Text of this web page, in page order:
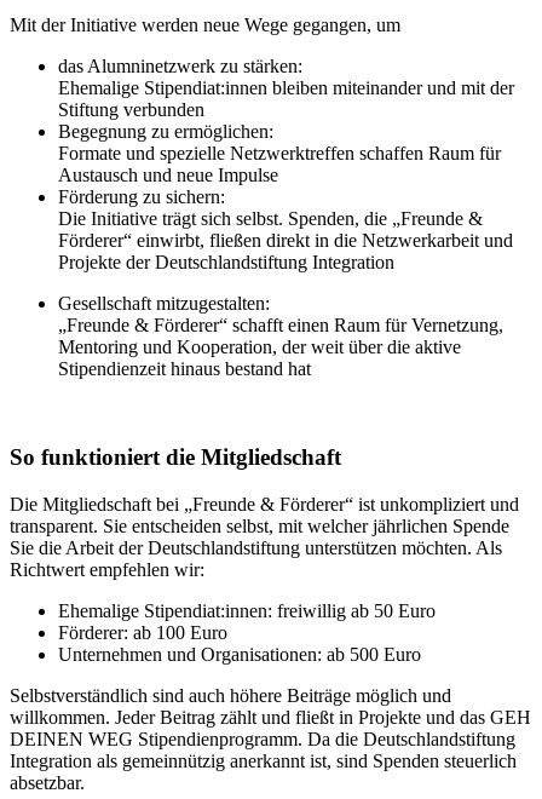
Mit der Initiative werden neue Wege gegangen, um
das Alumninetzwerk zu stärken:
Ehemalige Stipendiat:innen bleiben miteinander und mit der
Stiftung verbunden
Begegnung zu ermöglichen:
Formate und spezielle Netzwerktreffen schaffen Raum für
Austausch und neue Impulse
Förderung zu sichern:
Die Initiative trägt sich selbst. Spenden, die „Freunde &
Förderer“ einwirbt, fließen direkt in die Netzwerkarbeit und
Projekte der Deutschlandstiftung Integration
Gesellschaft mitzugestalten:
„Freunde & Förderer“ schafft einen Raum für Vernetzung,
Mentoring und Kooperation, der weit über die aktive
Stipendienzeit hinaus bestand hat
So funktioniert die Mitgliedschaft
Die Mitgliedschaft bei „Freunde & Förderer“ ist unkompliziert und
transparent. Sie entscheiden selbst, mit welcher jährlichen Spende
Sie die Arbeit der Deutschlandstiftung unterstützen möchten. Als
Richtwert empfehlen wir:
Ehemalige Stipendiat:innen: freiwillig ab 50 Euro
Förderer: ab 100 Euro
Unternehmen und Organisationen: ab 500 Euro
Selbstverständlich sind auch höhere Beiträge möglich und
willkommen. Jeder Beitrag zählt und fließt in Projekte und das GEH
DEINEN WEG Stipendienprogramm. Da die Deutschlandstiftung
Integration als gemeinnützig anerkannt ist, sind Spenden steuerlich
absetzbar.